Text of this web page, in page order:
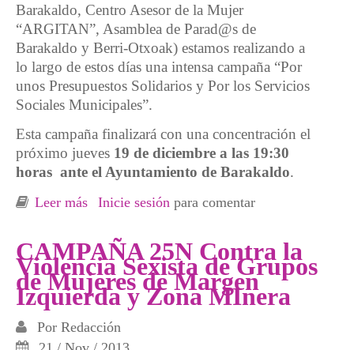
Barakaldo, Centro Asesor de la Mujer
“ARGITAN”, Asamblea de Parad@s de
Barakaldo y Berri-Otxoak) estamos realizando a
lo largo de estos días una intensa campaña “Por
unos Presupuestos Solidarios y Por los Servicios
Sociales Municipales”.
Esta campaña finalizará con una concentración el
próximo jueves 19 de diciembre a las 19:30
horas ante el Ayuntamiento de Barakaldo.
Leer más sobre Iniciativas en Barakaldo por unos
Inicie sesión para comentar
CAMPAÑA 25N Contra la
Violencia Sexista de Grupos
de Mujeres de Margen
Izquierda y Zona MInera
Por Redacción